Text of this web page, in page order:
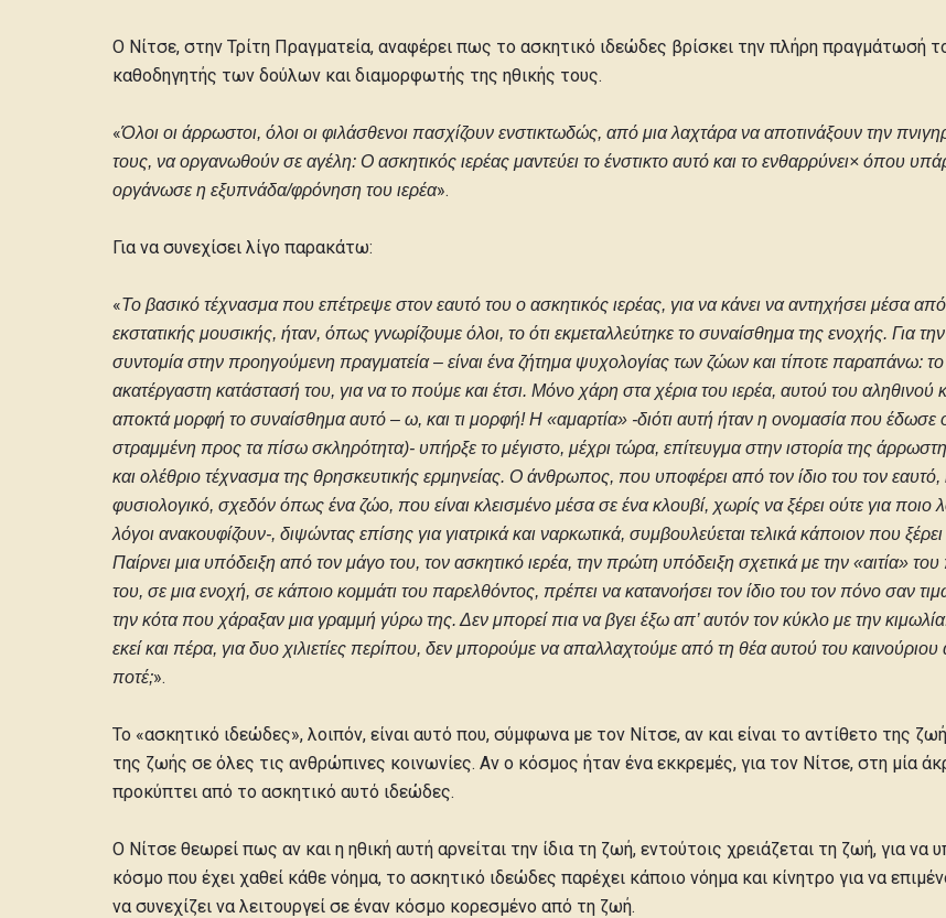
Ο Νίτσε, στην Τρίτη Πραγματεία, αναφέρει πως το ασκητικό ιδεώδες βρίσκει την πλήρη πραγμάτωσή
καθοδηγητής των δούλων και διαμορφωτής της ηθικής τους.
«Όλοι οι άρρωστοι, όλοι οι φιλάσθενοι πασχίζουν ενστικτωδώς, από μια λαχτάρα να αποτινάξουν την
τους, να οργανωθούν σε αγέλη: Ο ασκητικός ιερέας μαντεύει το ένστικτο αυτό και το ενθαρρύνει× όπου
οργάνωσε η εξυπνάδα/φρόνηση του ιερέα».
Για να συνεχίσει λίγο παρακάτω:
«Το βασικό τέχνασμα που επέτρεψε στον εαυτό του ο ασκητικός ιερέας, για να κάνει να αντηχήσει μέσα
εκστατικής μουσικής, ήταν, όπως γνωρίζουμε όλοι, το ότι εκμεταλλεύτηκε το συναίσθημα της ενοχής. Για
συντομία στην προηγούμενη πραγματεία – είναι ένα ζήτημα ψυχολογίας των ζώων και τίποτε παραπάνω:
ακατέργαστη κατάστασή του, για να το πούμε και έτσι. Μόνο χάρη στα χέρια του ιερέα, αυτού του
αποκτά μορφή το συναίσθημα αυτό – ω, και τι μορφή! Η «αμαρτία» -διότι αυτή ήταν η ονομασία που
στραμμένη προς τα πίσω σκληρότητα)- υπήρξε το μέγιστο, μέχρι τώρα, επίτευγμα στην ιστορία της
και ολέθριο τέχνασμα της θρησκευτικής ερμηνείας. Ο άνθρωπος, που υποφέρει από τον ίδιο του τον
φυσιολογικό, σχεδόν όπως ένα ζώο, που είναι κλεισμένο μέσα σε ένα κλουβί, χωρίς να ξέρει ούτε για
λόγοι ανακουφίζουν-, διψώντας επίσης για γιατρικά και ναρκωτικά, συμβουλεύεται τελικά κάποιον που
Παίρνει μια υπόδειξη από τον μάγο του, τον ασκητικό ιερέα, την πρώτη υπόδειξη σχετικά με την «αιτία»
του, σε μια ενοχή, σε κάποιο κομμάτι του παρελθόντος, πρέπει να κατανοήσει τον ίδιο του τον πόνο σαν
την κότα που χάραξαν μια γραμμή γύρω της. Δεν μπορεί πια να βγει έξω απ’ αυτόν τον κύκλο με την
εκεί και πέρα, για δυο χιλιετίες περίπου, δεν μπορούμε να απαλλαχτούμε από τη θέα αυτού του
ποτέ;».
Το «ασκητικό ιδεώδες», λοιπόν, είναι αυτό που, σύμφωνα με τον Νίτσε, αν και είναι το αντίθετο της
της ζωής σε όλες τις ανθρώπινες κοινωνίες. Αν ο κόσμος ήταν ένα εκκρεμές, για τον Νίτσε, στη μία
προκύπτει από το ασκητικό αυτό ιδεώδες.
Ο Νίτσε θεωρεί πως αν και η ηθική αυτή αρνείται την ίδια τη ζωή, εντούτοις χρειάζεται τη ζωή, για να
κόσμο που έχει χαθεί κάθε νόημα, το ασκητικό ιδεώδες παρέχει κάποιο νόημα και κίνητρο για να
να συνεχίζει να λειτουργεί σε έναν κόσμο κορεσμένο από τη ζωή.